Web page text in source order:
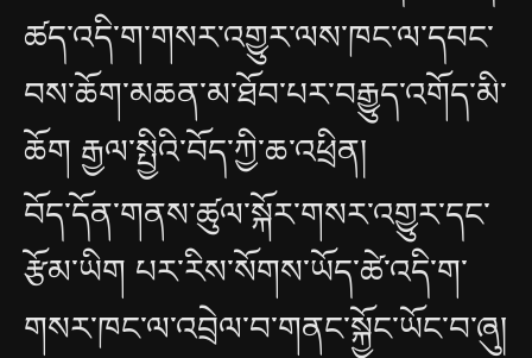
ཚད་འདི་ག་གསར་འགྱུར་ལས་ཁང་ལ་དབང་
བས་ཆོག་མཆན་མ་ཐོབ་པར་བརྒྱུད་འགོད་མི་
ཆོག རྒྱལ་སྤྱིའི་བོད་ཀྱི་ཆ་འཕྲིན།
བོད་དོན་གནས་ཚུལ་སྐོར་གསར་འགྱུར་དང་
རྩོམ་ཡིག པར་རིས་སོགས་ཡོད་ཚེ་འདི་ག་
གསར་ཁང་ལ་འབྲེལ་བ་གནང་སྐྱོང་ཡོང་བ་ཞུ།